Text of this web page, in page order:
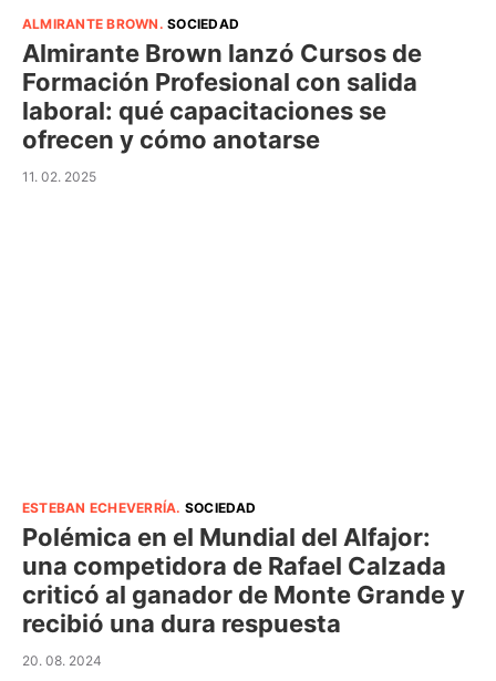
ALMIRANTE BROWN .SOCIEDAD
Almirante Brown lanzó Cursos de
Formación Profesional con salida
laboral: qué capacitaciones se
ofrecen y cómo anotarse
11. 02. 2025
ESTEBAN ECHEVERRÍA. SOCIEDAD
Polémica en el Mundial del Alfajor:
una competidora de Rafael Calzada
criticó al ganador de Monte Grande y
recibió una dura respuesta
20. 08. 2024